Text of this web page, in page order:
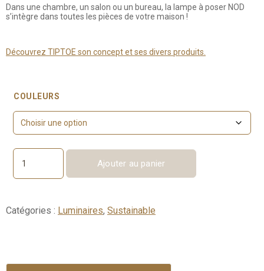
Dans une chambre, un salon ou un bureau, la lampe à poser NOD
s’intègre dans toutes les pièces de votre maison !
Découvrez TIPTOE son concept et ses divers produits.
COULEURS
quantité
de
Lampe
Ajouter au panier
Catégories : Luminaires, Sustainable